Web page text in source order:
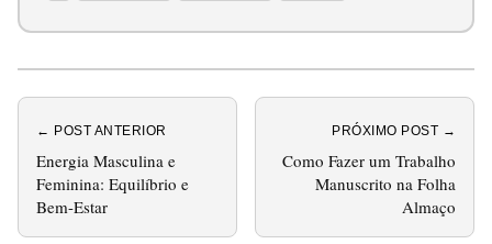
← POST ANTERIOR
Energia Masculina e
Feminina: Equilíbrio e
Bem-Estar
PRÓXIMO POST →
Como Fazer um Trabalho
Manuscrito na Folha
Almaço